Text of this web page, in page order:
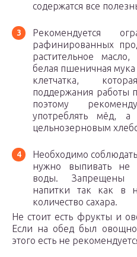
содержатся все
Рекомендуется
рафинированных
растительное
белая пшеничная мука
клетчатка,
поддержания работы
поэтому
употреблять мёд,
цельнозерновым
Необходимо
нужно выпивать не
воды. Запрещены
напитки так как в
количество сахара.
Не стоит есть фрукты и
Если на обед был
этого есть не